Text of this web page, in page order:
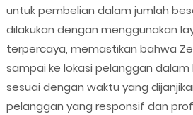
untuk pembelian dalam jumlah
dilakukan dengan menggunakan
terpercaya, memastikan bahwa
sampai ke lokasi pelanggan dalam
sesuai dengan waktu yang
pelanggan yang responsif dan